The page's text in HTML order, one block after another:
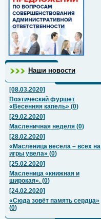
Наши новости
[08.03.2020]
Поэтический фуршет
«Весенняя капель» (0)
[29.02.2020]
Масленичная неделя (0)
[28.02.2020]
«Масленица весела – всех на
игры увела» (0)
[25.02.2020]
Масленица «книжная и
широкая». (0)
[24.02.2020]
«Сюда зовёт память сердца»
(0)